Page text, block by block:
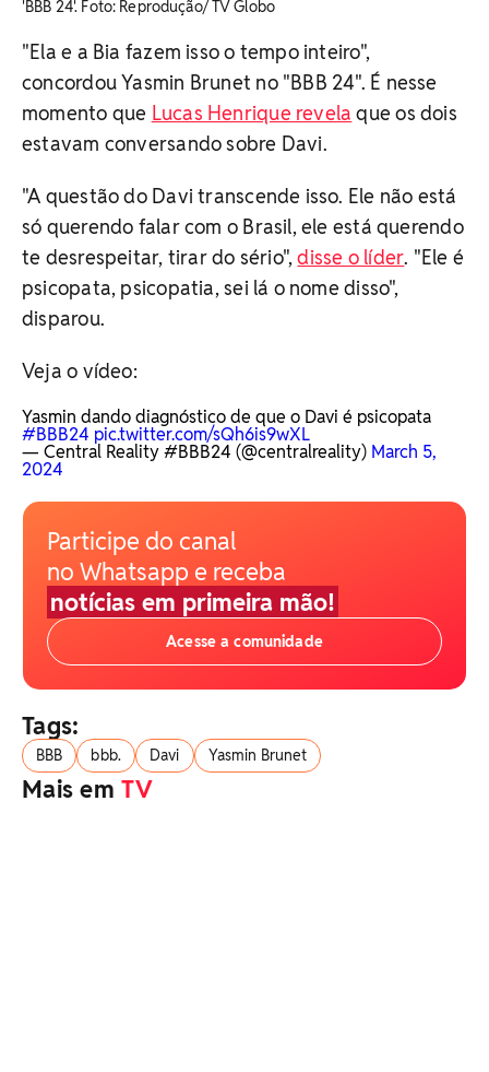
'BBB 24'. Foto: Reprodução/ TV Globo
"Ela e a Bia fazem isso o tempo inteiro",
concordou Yasmin Brunet no "BBB 24". É nesse
momento que Lucas Henrique revela que os dois
estavam conversando sobre Davi.
"A questão do Davi transcende isso. Ele não está
só querendo falar com o Brasil, ele está querendo
te desrespeitar, tirar do sério",disse o líder. "Ele é
psicopata, psicopatia, sei lá o nome disso",
disparou.
Veja o vídeo:
Yasmin dando diagnóstico de que o Davi é psicopata
#BBB24 pic.twitter.com/sQh6is9wXL
— Central Reality #BBB24 (@centralreality) March 5,
2024
Participe do canal
no Whatsapp e receba
notícias em primeira mão!
Acesse a comunidade
Tags:
BBB bbb. Davi Yasmin Brunet
Mais emTV